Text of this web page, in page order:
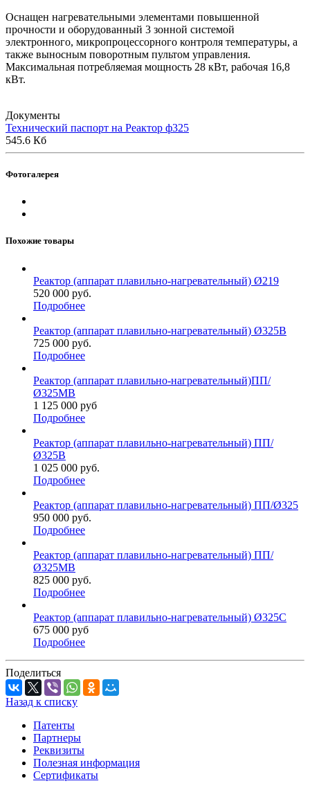
Оснащен нагревательными элементами повышенной
прочности и оборудованный 3 зонной системой
электронного, микропроцессорного контроля температуры, а
также выносным поворотным пультом управления.
Максимальная потребляемая мощность 28 кВт, рабочая 16,8
кВт.
Документы
Технический паспорт на Реактор ф325
545.6 Кб
Фотогалерея
Похожие товары
Реактор (аппарат плавильно-нагревательный) Ø219
520 000 руб.
Подробнее
Реактор (аппарат плавильно-нагревательный) Ø325В
725 000 руб.
Подробнее
Реактор (аппарат плавильно-нагревательный)ПП/
Ø325МВ
1 125 000 руб
Подробнее
Реактор (аппарат плавильно-нагревательный) ПП/
Ø325В
1 025 000 руб.
Подробнее
Реактор (аппарат плавильно-нагревательный) ПП/Ø325
950 000 руб.
Подробнее
Реактор (аппарат плавильно-нагревательный) ПП/
Ø325МВ
825 000 руб.
Подробнее
Реактор (аппарат плавильно-нагревательный) Ø325С
675 000 руб
Подробнее
Поделиться
Назад к списку
Патенты
Партнеры
Реквизиты
Полезная информация
Сертификаты